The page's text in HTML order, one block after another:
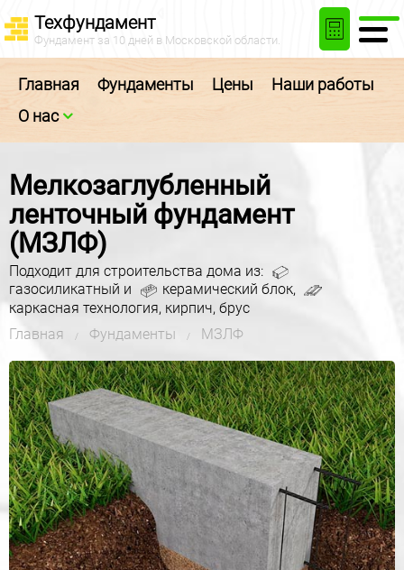
Техфундамент
Фундамент за 10 дней в Московской области.
Главная Фундаменты Цены
Наши работы
О нас
Мелкозаглубленный
ленточный фундамент
(МЗЛФ)
Подходит для строительства дома из:
газосиликатный и
керамический блок,
каркасная технология, кирпич, брус
Главная
/ Фундаменты / МЗЛФ